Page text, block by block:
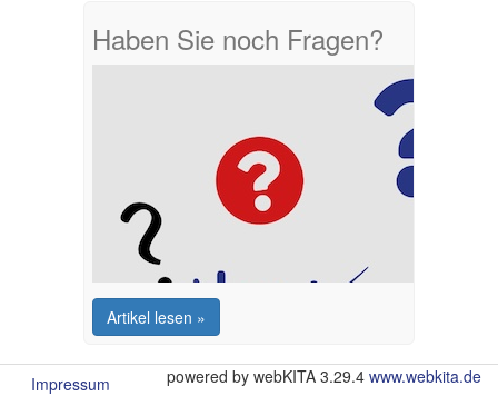
Haben Sie noch Fragen?
Artikel lesen »
Impressum powered by webKITA 3.29.4 www.webkita.de